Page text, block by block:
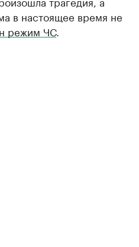
в настоящее время не
режим ЧС.